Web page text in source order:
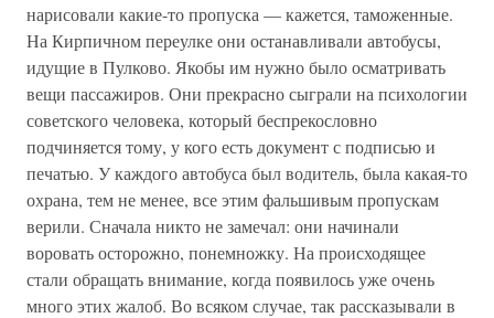
нарисовали какие-то пропуска — кажется, таможенные.
На Кирпичном переулке они останавливали автобусы,
идущие в Пулково. Якобы им нужно было осматривать
вещи пассажиров. Они прекрасно сыграли на психологии
советского человека, который беспрекословно
подчиняется тому, у кого есть документ с подписью и
печатью. У каждого автобуса был водитель, была какая-то
охрана, тем не менее, все этим фальшивым пропускам
верили. Сначала никто не замечал: они начинали
воровать осторожно, понемножку. На происходящее
стали обращать внимание, когда появилось уже очень
много этих жалоб. Во всяком случае, так рассказывали в